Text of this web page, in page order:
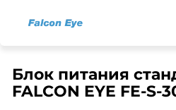
Блок питания
FALCON EYE FE-S-